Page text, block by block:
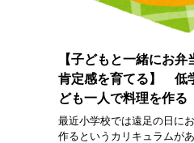
【子どもと一緒にお弁
肯定感を育てる】 低
ども一人で料理を作る
最近小学校では遠足の日に
作るというカリキュラムが